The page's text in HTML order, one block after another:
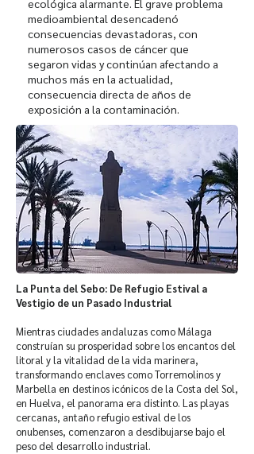
ecológica alarmante. El grave problema
medioambiental desencadenó
consecuencias devastadoras, con
numerosos casos de cáncer que
segaron vidas y continúan afectando a
muchos más en la actualidad,
consecuencia directa de años de
exposición a la contaminación.
La Punta del Sebo: De Refugio Estival a
Vestigio de un Pasado Industrial
Mientras ciudades andaluzas como Málaga
construían su prosperidad sobre los encantos del
litoral y la vitalidad de la vida marinera,
transformando enclaves como Torremolinos y
Marbella en destinos icónicos de la Costa del Sol,
en Huelva, el panorama era distinto. Las playas
cercanas, antaño refugio estival de los
onubenses, comenzaron a desdibujarse bajo el
peso del desarrollo industrial.